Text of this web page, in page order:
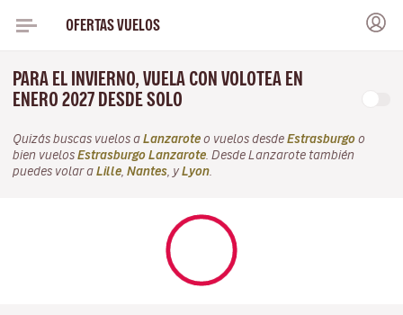
OFERTAS VUELOS
PARA EL INVIERNO, VUELA CON VOLOTEA EN
ENERO 2027 DESDE SOLO
Quizás buscas vuelos a Lanzarote o vuelos desde Estrasburgo o
bien vuelos Estrasburgo Lanzarote . Desde Lanzarote también
puedes volar a Lille Nantes , y Lyon